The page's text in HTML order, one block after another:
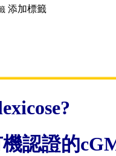
添加標籤
機認證的